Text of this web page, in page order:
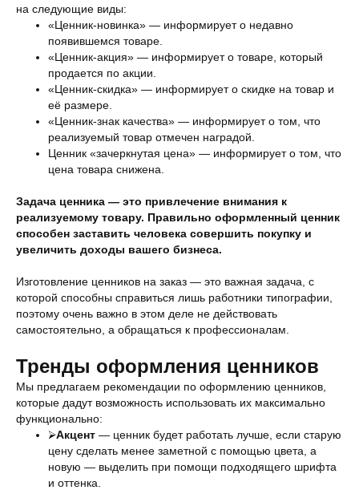
на следующие виды:
«Ценник-новинка» — информирует о недавно
появившемся товаре.
«Ценник-акция» — информирует о товаре, который
продается по акции.
«Ценник-скидка» — информирует о скидке на товар и
её размере.
«Ценник-знак качества» — информирует о том, что
реализуемый товар отмечен наградой.
Ценник «зачеркнутая цена» — информирует о том, что
цена товара снижена.
Задача ценника — это привлечение внимания к
реализуемому товару. Правильно оформленный ценник
способен заставить человека совершить покупку и
увеличить доходы вашего бизнеса.
Изготовление ценников на заказ — это важная задача, с
которой способны справиться лишь работники типографии,
поэтому очень важно в этом деле не действовать
самостоятельно, а обращаться к профессионалам.
Тренды оформления ценников
Мы предлагаем рекомендации по оформлению ценников,
которые дадут возможность использовать их максимально
функционально:
⮚Акцент — ценник будет работать лучше, если старую
цену сделать менее заметной с помощью цвета, а
новую — выделить при помощи подходящего шрифта
и оттенка.